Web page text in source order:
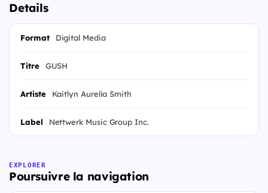
Details
Format Digital Media
Titre GUSH
Artiste Kaitlyn Aurelia Smith
Label Nettwerk Music Group Inc.
EXPLORER
Poursuivre la navigation